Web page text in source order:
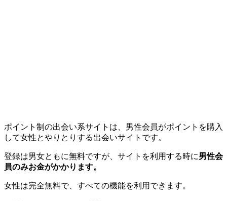
ポイント制の出会い系サイトは、男性会員がポイントを購入
して女性とやりとりする出会いサイトです。
登録は男女ともに無料ですが、サイトを利用する時に男性会
員のみお金がかかります。
女性は完全無料で、すべての機能を利用できます。